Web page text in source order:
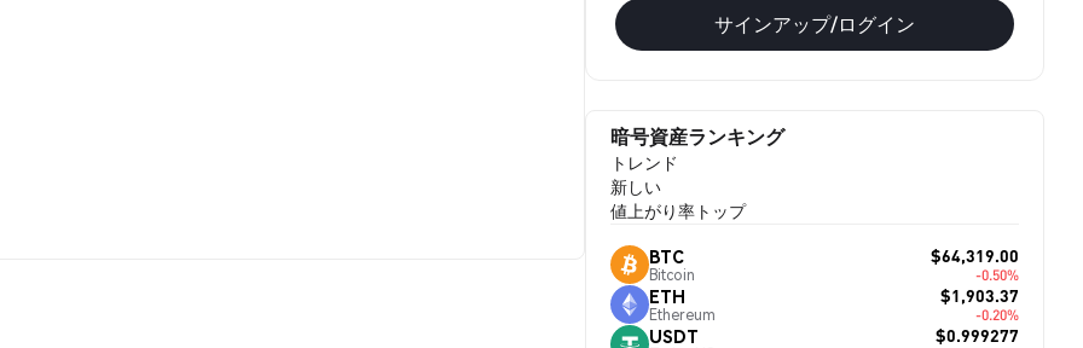
サインアップ/ログイン
暗号資産ランキング
トレンド
新しい
値上がり率トップ
BTC
Bitcoin
$64,319.00
-0.50%
ETH
Ethereum
$1,903.37
-0.20%
USDT $0.999277